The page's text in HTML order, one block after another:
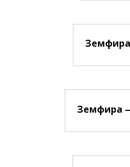
Земфира